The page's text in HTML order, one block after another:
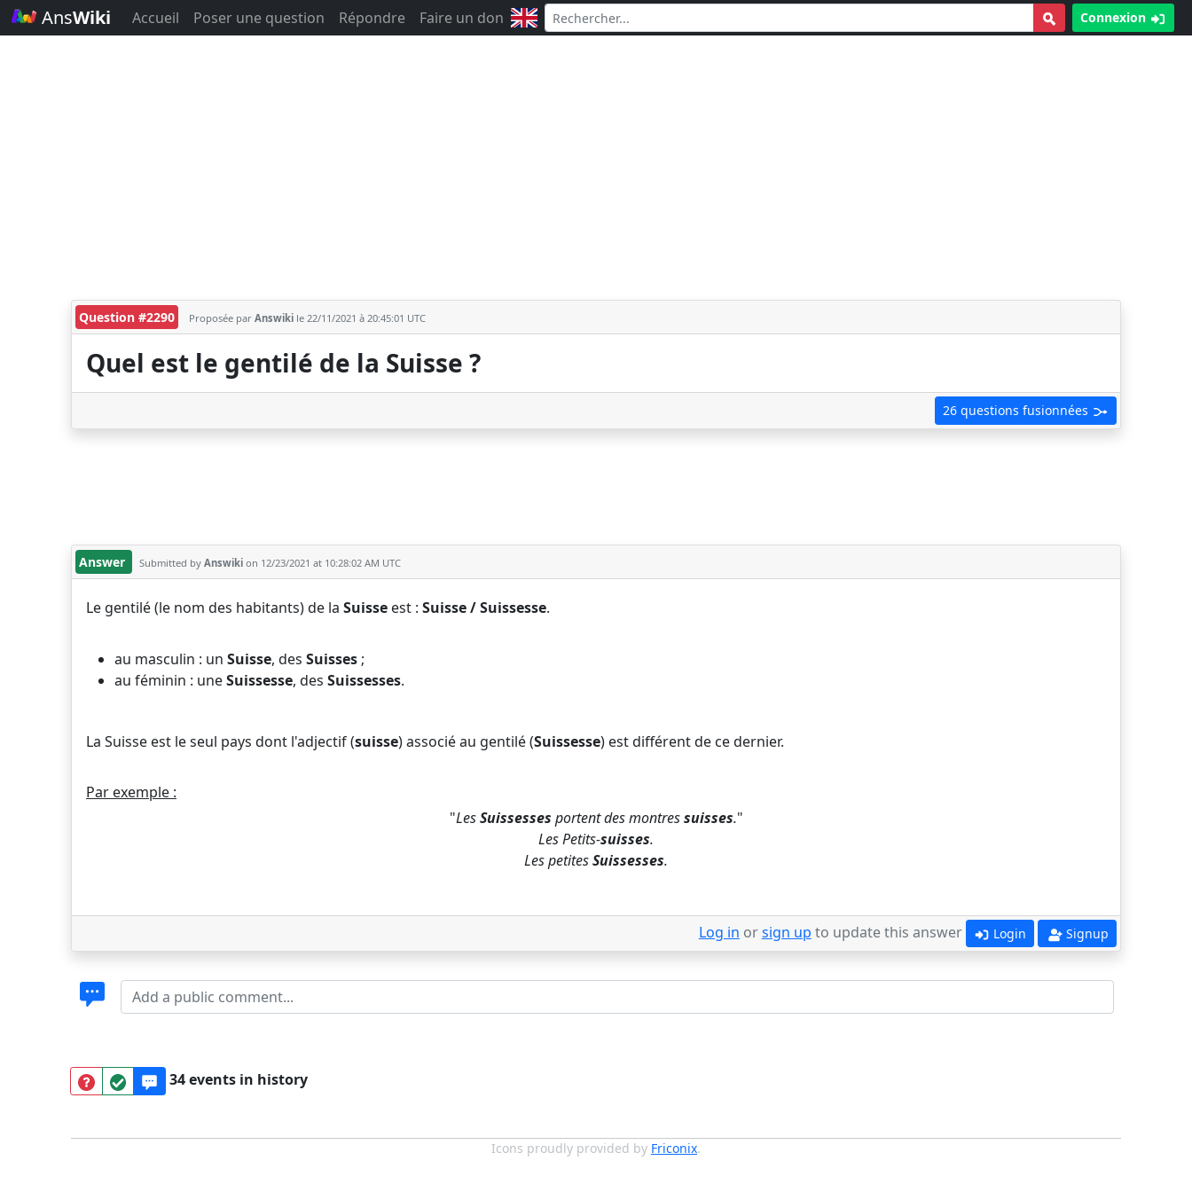
AnsWiki Accueil Poser une question Répondre Faire un don Connexion
Question #2290 Proposée par Answiki le 22/11/2021 à 20:45:01 UTC
Quel est le gentilé de la Suisse ?
26 questions fusionnées
Answer Submitted by Answiki on 12/23/2021 at 10:28:02 AM UTC
Le gentilé (le nom des habitants) de la Suisse est : Suisse / Suissesse.
au masculin : un Suisse, des Suisses ;
au féminin : uneSuissesse, des Suissesses.
La Suisse est le seul pays dont l'adjectif (suisse) associé au gentilé (Suissesse) est différent de ce dernier.
Par exemple :
"LesSuissesses portent des montressuisses."
Les Petits-suisses.
Les petitesSuissesses.
Log in orsign up to update this answer Login Signup
34 events in history
Icons proudly provided by Friconix.